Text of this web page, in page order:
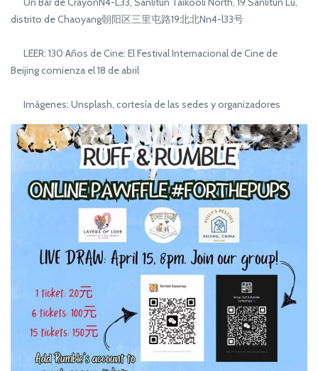
distrito de Chaoyang朝阳区三里屯路19北北Nn4-l33号
LEER: 130 Años de Cine: El Festival Internacional de Cine de
Beijing comienza el 18 de abril
Imágenes: Unsplash, cortesía de las sedes y organizadores